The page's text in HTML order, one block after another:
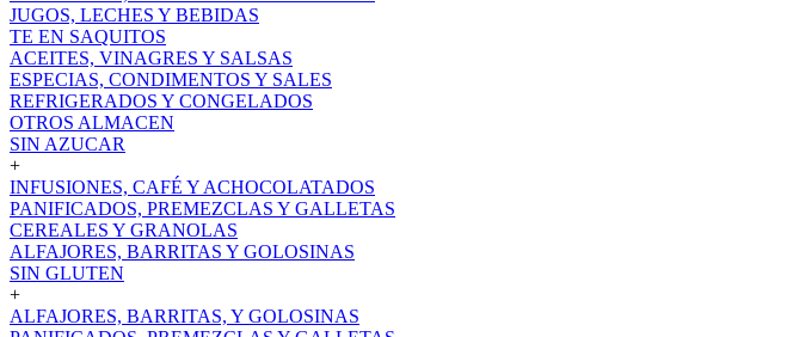
JUGOS, LECHES Y BEBIDAS
TE EN SAQUITOS
ACEITES, VINAGRES Y SALSAS
ESPECIAS, CONDIMENTOS Y SALES
REFRIGERADOS Y CONGELADOS
OTROS ALMACEN
SIN AZUCAR
+
INFUSIONES, CAFÉ Y ACHOCOLATADOS
PANIFICADOS, PREMEZCLAS Y GALLETAS
CEREALES Y GRANOLAS
ALFAJORES, BARRITAS Y GOLOSINAS
SIN GLUTEN
+
ALFAJORES, BARRITAS, Y GOLOSINAS